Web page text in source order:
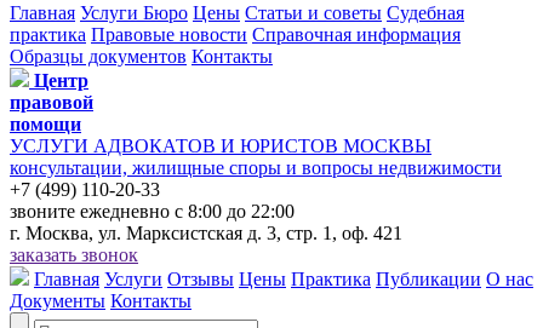
Главная Услуги Бюро Цены Статьи и советы Судебная
практика Правовые новости Справочная информация
Образцы документов Контакты
Центр
правовой
помощи
УСЛУГИ АДВОКАТОВ И ЮРИСТОВ МОСКВЫ
консультации, жилищные споры и вопросы недвижимости
+7 (499) 110-20-33
звоните ежедневно с 8:00 до 22:00
г. Москва, ул. Марксистская д. 3, стр. 1, оф. 421
заказать звонок
Главная Услуги Отзывы Цены Практика Публикации О нас
Документы Контакты